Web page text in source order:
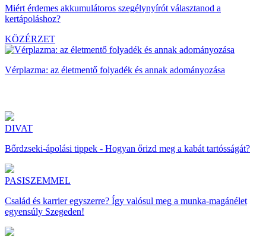
Miért érdemes akkumulátoros szegélynyírót választanod a
kertápoláshoz?
KÖZÉRZET
Vérplazma: az életmentő folyadék és annak adományozása
DIVAT
Bőrdzseki-ápolási tippek - Hogyan őrizd meg a kabát tartósságát?
PASISZEMMEL
Család és karrier egyszerre? Így valósul meg a munka-magánélet
egyensúly Szegeden!